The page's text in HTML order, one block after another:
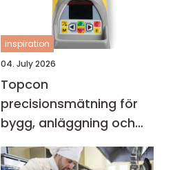
inspiration
04. July 2026
Topcon
precisionsmätning för
bygg, anläggning och
industri